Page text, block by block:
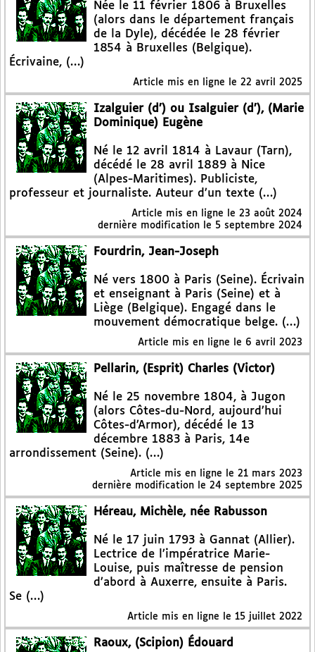
Née le 11 février 1806 à Bruxelles
(alors dans le département français
de la Dyle), décédée le 28 février
1854 à Bruxelles (Belgique).
Écrivaine, (…)
Article mis en ligne le 22 avril 2025
Izalguier (d’) ou Isalguier (d’), (Marie
Dominique) Eugène
Né le 12 avril 1814 à Lavaur (Tarn),
décédé le 28 avril 1889 à Nice
(Alpes-Maritimes). Publiciste,
professeur et journaliste. Auteur d’un texte (…)
Article mis en ligne le 23 août 2024
dernière modification le 5 septembre 2024
Fourdrin, Jean-Joseph
Né vers 1800 à Paris (Seine). Écrivain
et enseignant à Paris (Seine) et à
Liège (Belgique). Engagé dans le
mouvement démocratique belge. (…)
Article mis en ligne le 6 avril 2023
Pellarin, (Esprit) Charles (Victor)
Né le 25 novembre 1804, à Jugon
(alors Côtes-du-Nord, aujourd’hui
Côtes-d’Armor), décédé le 13
décembre 1883 à Paris, 14e
arrondissement (Seine). (…)
Article mis en ligne le 21 mars 2023
dernière modification le 24 septembre 2025
Héreau, Michèle, née Rabusson
Né le 17 juin 1793 à Gannat (Allier).
Lectrice de l’impératrice Marie-
Louise, puis maîtresse de pension
d’abord à Auxerre, ensuite à Paris.
Se (…)
Article mis en ligne le 15 juillet 2022
Raoux, (Scipion) Édouard